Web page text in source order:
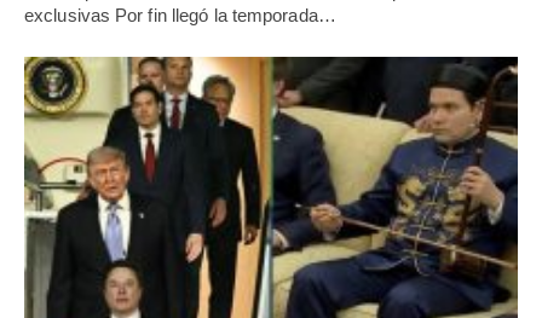
exclusivas Por fin llegó la temporada…